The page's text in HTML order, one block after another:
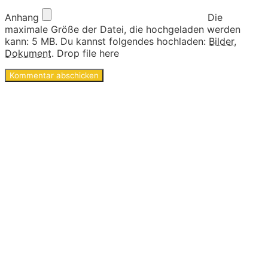
Anhang
Die
maximale Größe der Datei, die hochgeladen werden
kann: 5 MB. Du kannst folgendes hochladen: Bilder,
Dokument. Drop file here